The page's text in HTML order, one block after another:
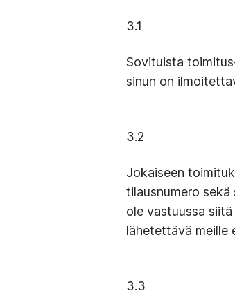
3.1
Sovituista
sinun on
3.2
Jokaiseen
tilausnumero
ole vastuussa
lähetettävä meille
3.3